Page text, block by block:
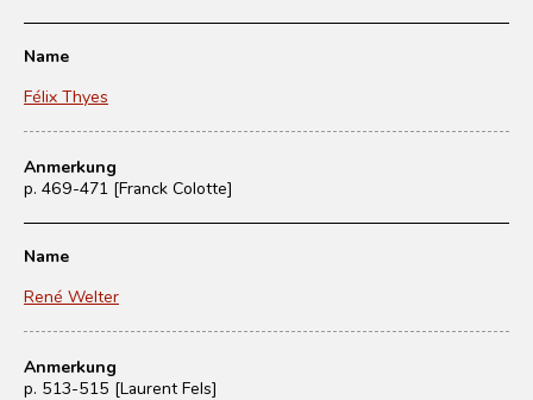
Name
Félix Thyes
Anmerkung
p. 469-471 [Franck Colotte]
Name
René Welter
Anmerkung
p. 513-515 [Laurent Fels]